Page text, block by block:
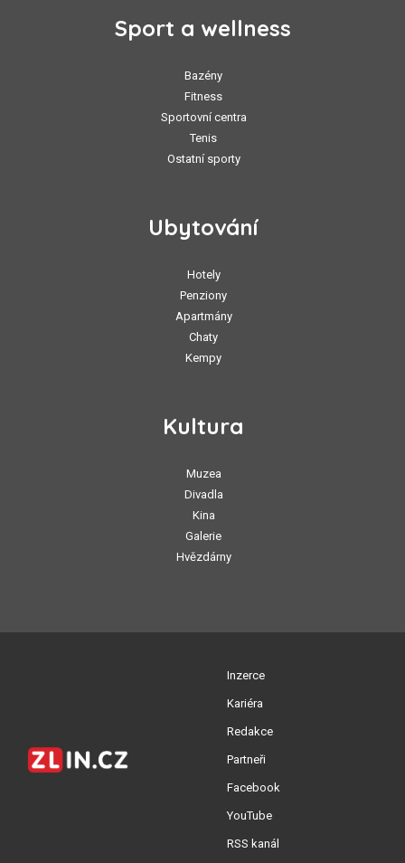
Sport a wellness
Bazény
Fitness
Sportovní centra
Tenis
Ostatní sporty
Ubytování
Hotely
Penziony
Apartmány
Chaty
Kempy
Kultura
Muzea
Divadla
Kina
Galerie
Hvězdárny
Inzerce
Kariéra
Redakce
Partneři
Facebook
YouTube
RSS kanál